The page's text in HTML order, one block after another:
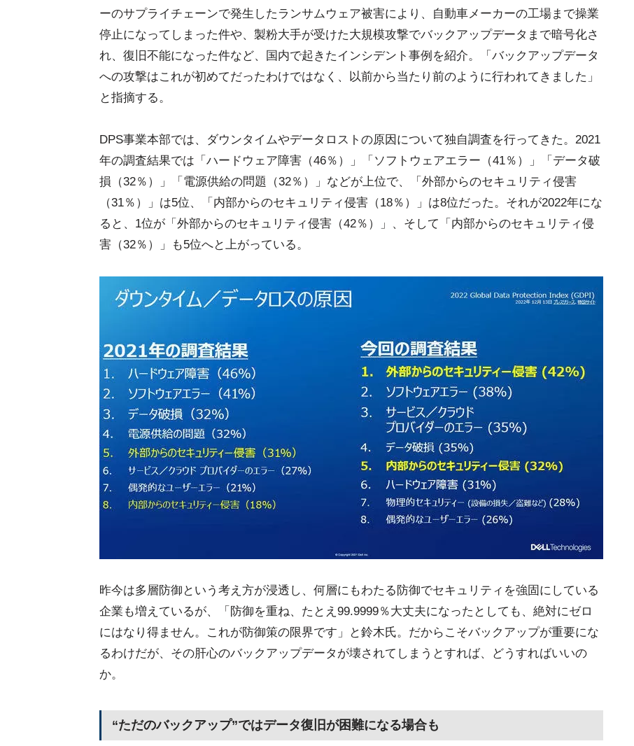
ーのサプライチェーンで発生したランサムウェア被害により、自動車メーカーの工場まで操業
停止になってしまった件や、製粉大手が受けた大規模攻撃でバックアップデータまで暗号化さ
れ、復旧不能になった件など、国内で起きたインシデント事例を紹介。「バックアップデータ
への攻撃はこれが初めてだったわけではなく、以前から当たり前のように行われてきました」
と指摘する。
DPS事業本部では、ダウンタイムやデータロストの原因について独自調査を行ってきた。2021
年の調査結果では「ハードウェア障害（46％）」「ソフトウェアエラー（41％）」「データ破
損（32％）」「電源供給の問題（32％）」などが上位で、「外部からのセキュリティ侵害
（31％）」は5位、「内部からのセキュリティ侵害（18％）」は8位だった。それが2022年にな
ると、1位が「外部からのセキュリティ侵害（42％）」、そして「内部からのセキュリティ侵
害（32％）」も5位へと上がっている。
昨今は多層防御という考え方が浸透し、何層にもわたる防御でセキュリティを強固にしている
企業も増えているが、「防御を重ね、たとえ99.9999％大丈夫になったとしても、絶対にゼロ
にはなり得ません。これが防御策の限界です」と鈴木氏。だからこそバックアップが重要にな
るわけだが、その肝心のバックアップデータが壊されてしまうとすれば、どうすればいいの
か。
“ただのバックアップ”ではデータ復旧が困難になる場合も